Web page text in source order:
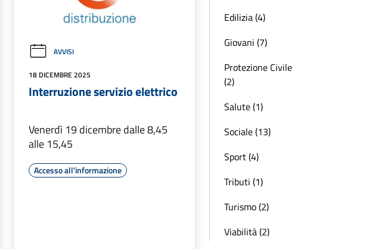
AVVISI
18 DICEMBRE 2025
Interruzione servizio elettrico
Venerdì 19 dicembre dalle 8,45
alle 15,45
Accesso all'informazione
Edilizia (4)
Giovani (7)
Protezione Civile
(2)
Salute (1)
Sociale (13)
Sport (4)
Tributi (1)
Turismo (2)
Viabilità (2)